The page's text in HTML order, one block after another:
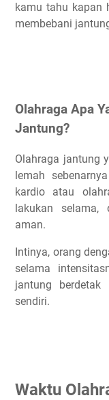
kamu tahu kapan
membebani
Olahraga Apa
Jantung?
Olahraga jantung
lemah
kardio atau
lakukan
aman.
Intinya, orang
selama
jantung
sendiri.
Waktu